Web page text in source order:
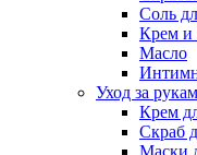
Соль
Крем и
Масло
Уход за
Крем
Скраб
Маски